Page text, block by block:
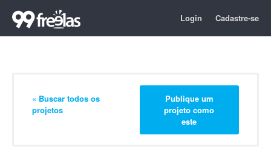
Login Cadastre-se
« Buscar todos os
projetos
Publique um
projeto como
este